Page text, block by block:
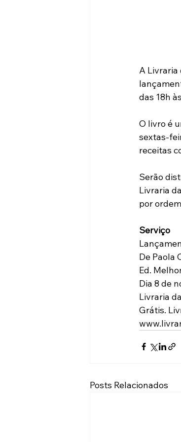
A Livraria
das 18h
O livro é
sextas-
receitas
Serão
Livraria
por
Serviço
De Paola
Ed.
Dia 8 de
Livraria
Grátis.
Posts Relacionados